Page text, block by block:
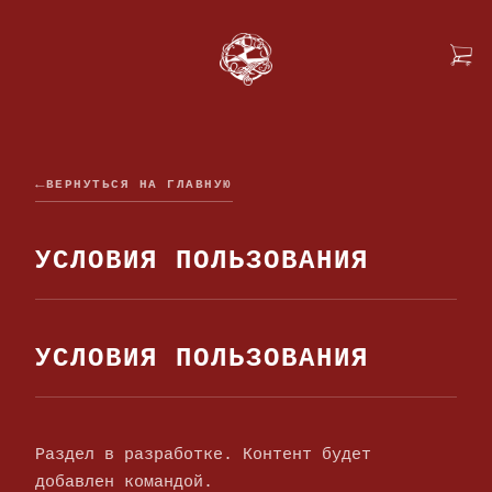
ВЕРНУТЬСЯ НА ГЛАВНУЮ
УСЛОВИЯ ПОЛЬЗОВАНИЯ
УСЛОВИЯ ПОЛЬЗОВАНИЯ
Раздел в разработке. Контент будет
добавлен командой.